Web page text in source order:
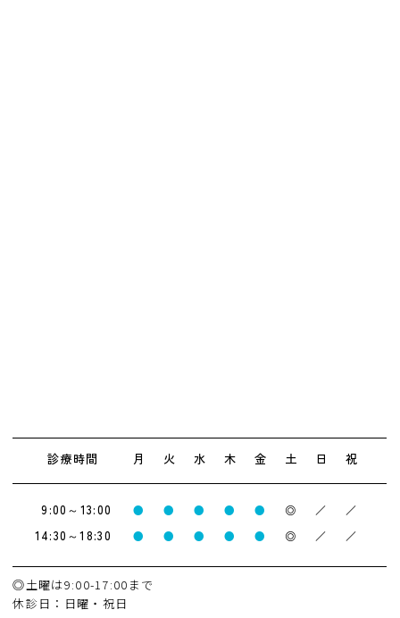
診療時間 月 火 水 木 金 土 日 祝
9:00～13:00 ● ● ● ● ● ◎ ／ ／
14:30～18:30 ● ● ● ● ● ◎ ／ ／
◎土曜は9:00-17:00まで
休診日：日曜・祝日